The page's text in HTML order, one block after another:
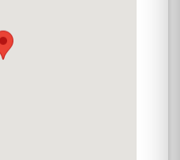
Health
تجهیزات و دستگاه های